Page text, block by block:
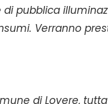
pubblica
Verranno
di Lovere,